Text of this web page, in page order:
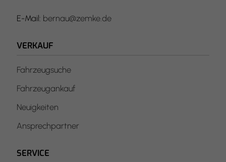
E-Mail: bernau@zemke.de
VERKAUF
Fahrzeugsuche
Fahrzeugankauf
Neuigkeiten
Ansprechpartner
SERVICE